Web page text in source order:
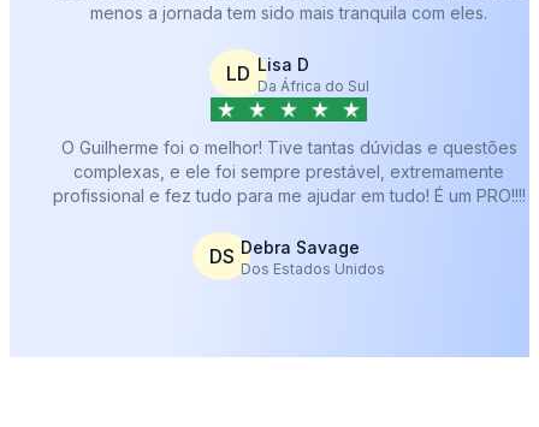
menos a jornada tem sido mais tranquila com eles.
LD Lisa D
Da África do Sul
O Guilherme foi o melhor! Tive tantas dúvidas e questões
complexas, e ele foi sempre prestável, extremamente
profissional e fez tudo para me ajudar em tudo! É um PRO!!!!
DS Debra Savage
Dos Estados Unidos